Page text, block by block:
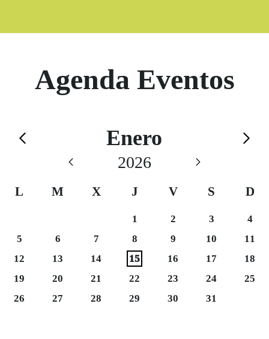
Agenda Eventos
Calendario de Enero
Saltar el calendario
Enero
2026
L M X J V S D
1 2 Sábado 3
3
4
5
Martes 6
6 7 8 9 10
11
12
13 14 15 16 Sábado 17
17
18
19
Martes 20
20 21 22 23 Sábado 24
24
25
26
Martes 27
27 28 29 30 31